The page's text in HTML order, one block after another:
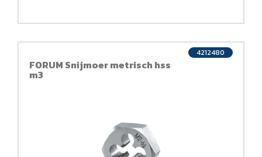
FORUM Snijmoer metrisch hss
m3
4212480